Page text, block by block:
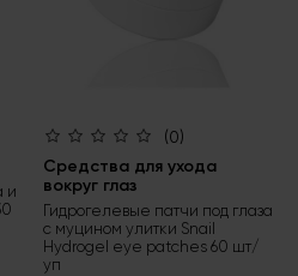
и
(0)
Средства для ухода
вокруг глаз
Гидрогелевые патчи под глаза
с муцином улитки Snail
Hydrogel eye patches 60 шт/
уп